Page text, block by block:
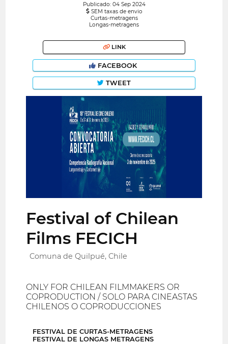
Publicado: 04 Sep 2024
SEM taxas de envio
Curtas-metragens
Longas-metragens
LINK
FACEBOOK
TWEET
Festival of Chilean
Films FECICH
Comuna de Quilpué, Chile
ONLY FOR CHILEAN FILMMAKERS OR
COPRODUCTION / SOLO PARA CINEASTAS
CHILENOS O COPRODUCCIONES
FESTIVAL DE CURTAS-METRAGENS
FESTIVAL DE LONGAS METRAGENS